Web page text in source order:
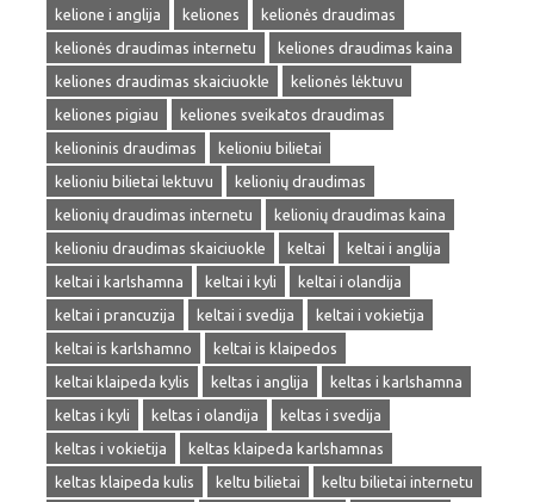
kelione i anglija
keliones
kelionės draudimas
kelionės draudimas internetu
keliones draudimas kaina
keliones draudimas skaiciuokle
kelionės lėktuvu
keliones pigiau
keliones sveikatos draudimas
kelioninis draudimas
kelioniu bilietai
kelioniu bilietai lektuvu
kelionių draudimas
kelionių draudimas internetu
kelionių draudimas kaina
kelioniu draudimas skaiciuokle
keltai
keltai i anglija
keltai i karlshamna
keltai i kyli
keltai i olandija
keltai i prancuzija
keltai i svedija
keltai i vokietija
keltai is karlshamno
keltai is klaipedos
keltai klaipeda kylis
keltas i anglija
keltas i karlshamna
keltas i kyli
keltas i olandija
keltas i svedija
keltas i vokietija
keltas klaipeda karlshamnas
keltas klaipeda kulis
keltu bilietai
keltu bilietai internetu